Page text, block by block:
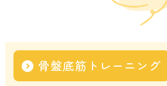
骨盤底筋トレーニング